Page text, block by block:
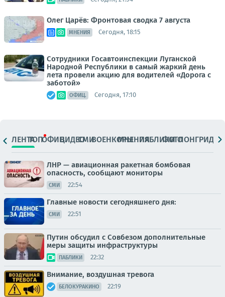
Олег Царёв: Фронтовая сводка 7 августа
МНЕНИЯ Сегодня, 18:15
Сотрудники Госавтоинспекции Луганской
Народной Республики в самый жаркий день
лета провели акцию для водителей «Дорога с
заботой»
ОФИЦ. Сегодня, 17:10
ЛЕНТАТОПОФИЦ.ВИДЕОСМИВОЕНКОРЫМНЕНИЯПАБЛИКИ
ФОТОЛОНГРИДЫ
ЛНР — авиационная ракетная бомбовая
опасность, сообщают мониторы
СМИ 22:54
Главные новости сегодняшнего дня:
СМИ 22:51
Путин обсудил с Совбезом дополнительные
меры защиты инфраструктуры
ПАБЛИКИ 22:32
Внимание, воздушная тревога
БЕЛОКУРАКИНО 22:19